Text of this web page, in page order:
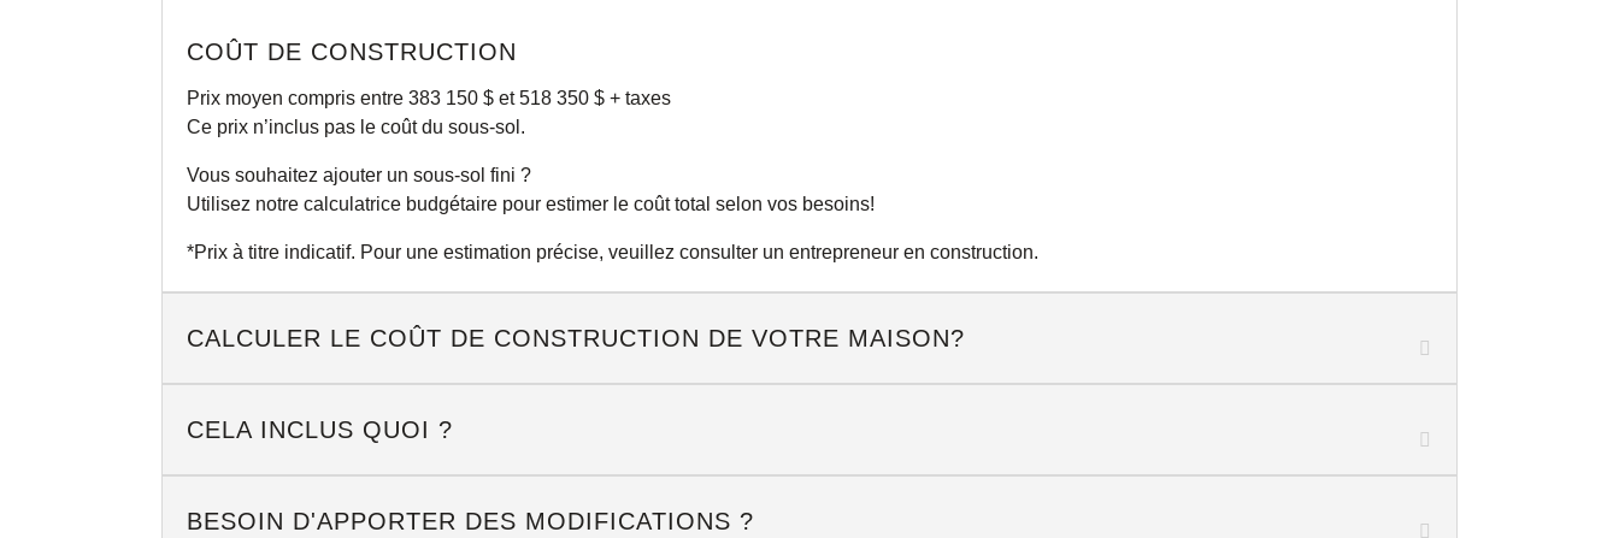
COÛT DE CONSTRUCTION
Prix moyen compris entre 383 150 $ et 518 350 $ + taxes
Ce prix n’inclus pas le coût du sous-sol.
Vous souhaitez ajouter un sous-sol fini ?
Utilisez notrecalculatrice budgétaire pour estimer le coût total selon vos besoins!
*Prix à titre indicatif. Pour une estimation précise, veuillez consulter un entrepreneur en construction.
CALCULER LE COÛT DE CONSTRUCTION DE VOTRE MAISON?
CELA INCLUS QUOI ?
BESOIN D'APPORTER DES MODIFICATIONS ?